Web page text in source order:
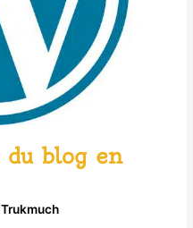
blog en
Trukmuch